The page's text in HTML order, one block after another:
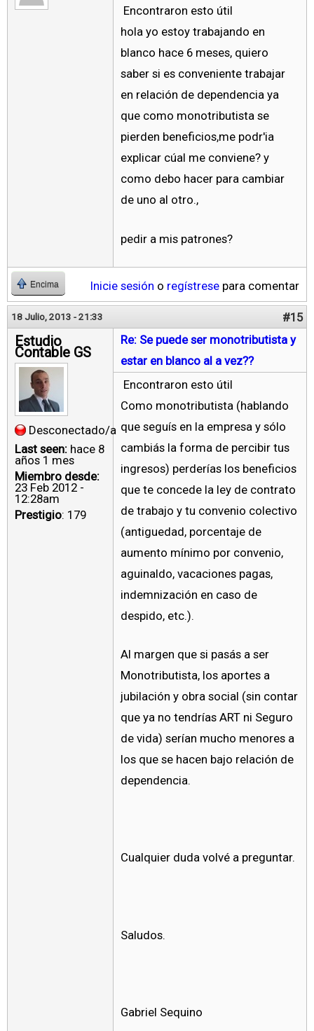
Encontraron esto útil
hola yo estoy trabajando en
blanco hace 6 meses, quiero
saber si es conveniente trabajar
en relación de dependencia ya
que como monotributista se
pierden beneficios,me podr'ia
explicar cúal me conviene? y
como debo hacer para cambiar
de uno al otro.,
pedir a mis patrones?
Encima Inicie sesión o regístrese para comentar
18 Julio, 2013 - 21:33 #15
Estudio
Contable GS
Desconectado/a
Last seen: hace 8
años 1 mes
Miembro desde:
23 Feb 2012 -
12:28am
Prestigio: 179
Re: Se puede ser monotributista y
estar en blanco al a vez??
Encontraron esto útil
Como monotributista (hablando
que seguís en la empresa y sólo
cambiás la forma de percibir tus
ingresos) perderías los beneficios
que te concede la ley de contrato
de trabajo y tu convenio colectivo
(antiguedad, porcentaje de
aumento mínimo por convenio,
aguinaldo, vacaciones pagas,
indemnización en caso de
despido, etc.).
Al margen que si pasás a ser
Monotributista, los aportes a
jubilación y obra social (sin contar
que ya no tendrías ART ni Seguro
de vida) serían mucho menores a
los que se hacen bajo relación de
dependencia.
Cualquier duda volvé a preguntar.
Saludos.
Gabriel Sequino